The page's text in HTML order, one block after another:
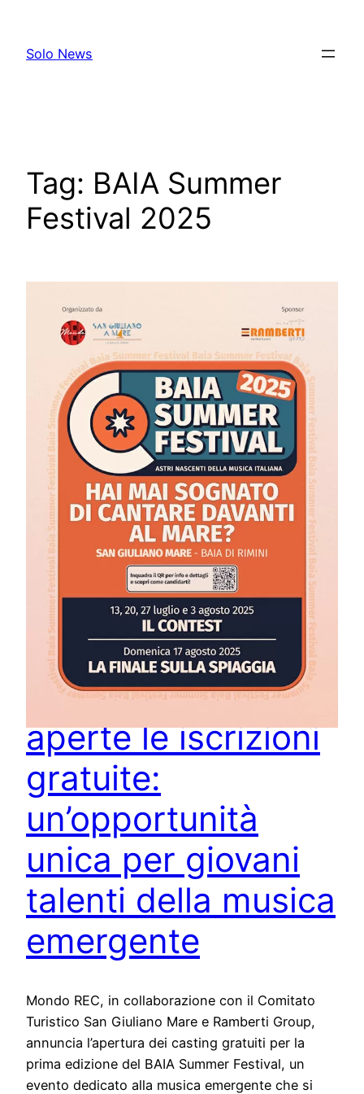
content
Solo News
Tag: BAIA Summer
Festival 2025
BAIA Summer
Festival 2025
aperte le iscrizioni
gratuite:
un’opportunità
unica per giovani
talenti della musica
emergente
Mondo REC, in collaborazione con il Comitato
Turistico San Giuliano Mare e Ramberti Group,
annuncia l’apertura dei casting gratuiti per la
prima edizione del BAIA Summer Festival, un
evento dedicato alla musica emergente che si